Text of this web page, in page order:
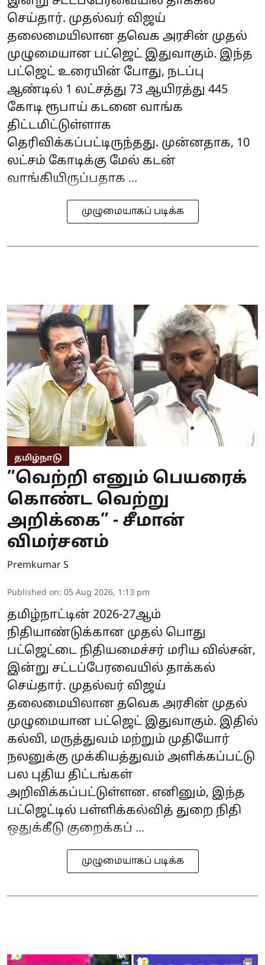
செய்தார். முதல்வர் விஜய்
தலைமையிலான தவெக அரசின் முதல்
முழுமையான பட்ஜெட் இதுவாகும். இந்த
பட்ஜெட் உரையின் போது, நடப்பு
ஆண்டில் 1 லட்சத்து 73 ஆயிரத்து 445
கோடி ரூபாய் கடனை வாங்க
திட்டமிட்டுள்ளாக
தெரிவிக்கப்பட்டிருந்தது. முன்னதாக, 10
லட்சம் கோடிக்கு மேல் கடன்
வாங்கியிருப்பதாக ...
முழுமையாகப் படிக்க
தமிழ்நாடு
”வெற்றி எனும் பெயரைக்
கொண்ட வெற்று
அறிக்கை” - சீமான்
விமர்சனம்
Premkumar S
Published on: 05 Aug 2026, 1:13 pm
தமிழ்நாட்டின் 2026-27ஆம்
நிதியாண்டுக்கான முதல் பொது
பட்ஜெட்டை நிதியமைச்சர் மரிய வில்சன்,
இன்று சட்டப்பேரவையில் தாக்கல்
செய்தார். முதல்வர் விஜய்
தலைமையிலான தவெக அரசின் முதல்
முழுமையான பட்ஜெட் இதுவாகும். இதில்
கல்வி, மருத்துவம் மற்றும் முதியோர்
நலனுக்கு முக்கியத்துவம் அளிக்கப்பட்டு
பல புதிய திட்டங்கள்
அறிவிக்கப்பட்டுள்ளன. எனினும், இந்த
பட்ஜெட்டில் பள்ளிக்கல்வித் துறை நிதி
ஒதுக்கீடு குறைக்கப் ...
முழுமையாகப் படிக்க